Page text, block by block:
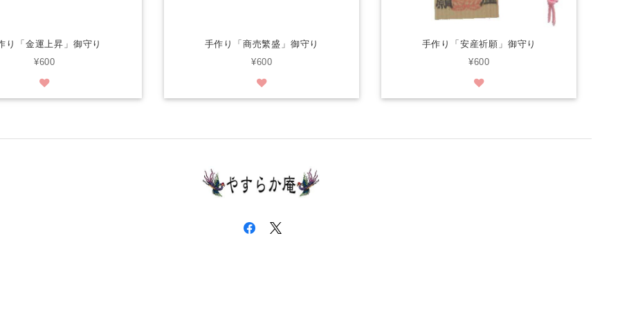
り「金運上昇」御守り
¥600
手作り「商売繁盛」御守り
¥600
手作り「安産祈願」御守り
¥600